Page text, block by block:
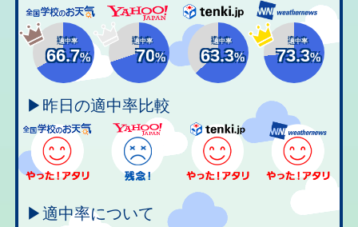
適中率
66.7%
適中率
70%
適中率
63.3%
適中率
73.3%
▶昨日の適中率比較
▶適中率について